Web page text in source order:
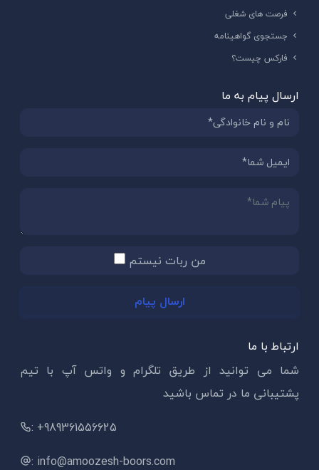
فرصت های شغلی
جستجوی گواهینامه
فارکس چیست؟
ارسال پیام به ما
من ربات نیستم
ارسال پیام
ارتباط با ما
شما می توانید از طریق تلگرام و واتس آپ با تیم
پشتیبانی ما در تماس باشید
: +989361556625
: info@amoozesh-boors.com